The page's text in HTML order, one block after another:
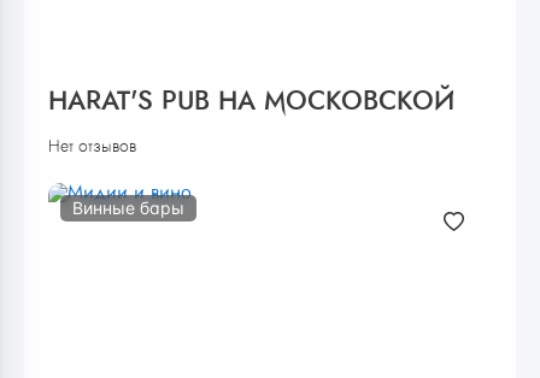
HARAT'S PUB НА МОСКОВСКОЙ
Нет отзывов
Винные бары